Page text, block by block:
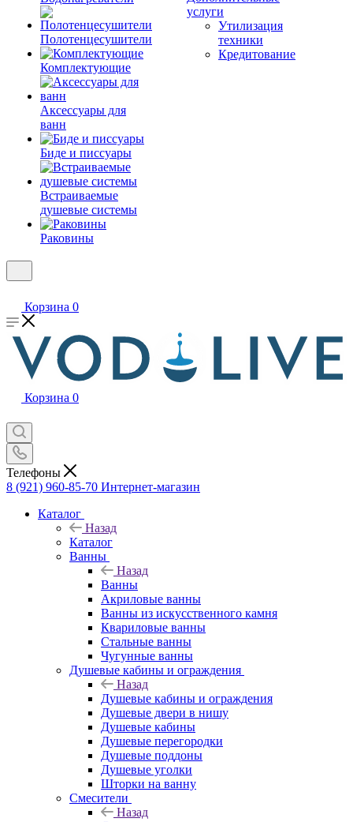
Полотенцесушители
Комплектующие
Аксессуары для
ванн
Биде и писсуары
Встраиваемые
душевые системы
Раковины
услуги
Утилизация
техники
Кредитование
Корзина 0
Корзина 0
Телефоны
8 (921) 960-85-70 Интернет-магазин
Каталог
Назад
Каталог
Ванны
Назад
Ванны
Акриловые ванны
Ванны из искусственного камня
Квариловые ванны
Стальные ванны
Чугунные ванны
Душевые кабины и ограждения
Назад
Душевые кабины и ограждения
Душевые двери в нишу
Душевые кабины
Душевые перегородки
Душевые поддоны
Душевые уголки
Шторки на ванну
Смесители
Назад